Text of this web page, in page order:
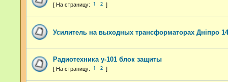
1 2
Усилитель на выходных трансформаторах Днiпро
Радиотехника у-101 блок защиты
1 2